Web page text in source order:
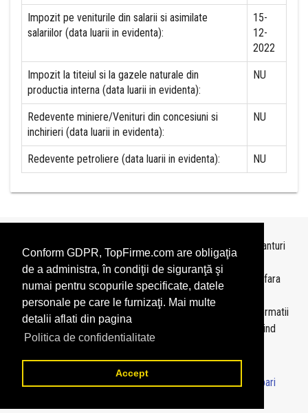
Conform GDPR, TopFirme.com are obligaţia
de a administra, în condiţii de siguranţă şi
numai pentru scopurile specificate, datele
personale pe care le furnizaţi. Mai multe
detalii aflati din pagina
Politica de confidentialitate
Accept
Impozit pe veniturile din salarii si asimilate
salariilor (data luarii in evidenta):
15-
12-
2022
Impozit la titeiul si la gazele naturale din
productia interna (data luarii in evidenta):
NU
Redevente miniere/Venituri din concesiuni si
inchirieri (data luarii in evidenta):
NU
Redevente petroliere (data luarii in evidenta): NU
Topurile sunt realizate deTopFirme
pe baza ultimelor bilanturi
depuse si au scop informativ.
Este interzisa folosirea topurilor fara acordul TopFirme si fara
precizarea sursei.
Daca doriti sa achizitionati
topuri personalizate
sau informatii
despre agentii economici va rugam sa ne contactati folosind
sectiunea Contact
© 2026 - TopFirme -Termeni si conditii-Contact-Intrebari